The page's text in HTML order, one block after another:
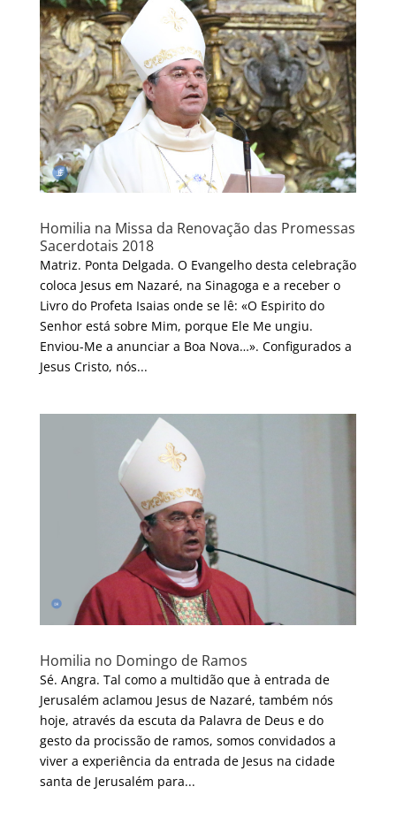
Homilia na Missa da Renovação das Promessas
Sacerdotais 2018
Matriz. Ponta Delgada. O Evangelho desta celebração
coloca Jesus em Nazaré, na Sinagoga e a receber o
Livro do Profeta Isaias onde se lê: «O Espirito do
Senhor está sobre Mim, porque Ele Me ungiu.
Enviou-Me a anunciar a Boa Nova…». Configurados a
Jesus Cristo, nós...
Homilia no Domingo de Ramos
Sé. Angra. Tal como a multidão que à entrada de
Jerusalém aclamou Jesus de Nazaré, também nós
hoje, através da escuta da Palavra de Deus e do
gesto da procissão de ramos, somos convidados a
viver a experiência da entrada de Jesus na cidade
santa de Jerusalém para...